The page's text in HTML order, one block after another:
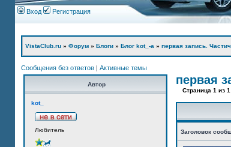
Вход Регистрация
VistaClub.ru » Форум » Блоги » Блог kot_-а » первая запись.
Сообщения без ответов | Активные темы
Автор
kot_
Любитель
первая
Страница 1 из 1
Заголовок